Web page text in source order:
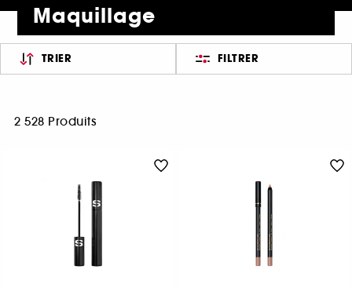
Maquillage
TRIER FILTRER
2 528 Produits